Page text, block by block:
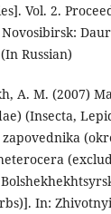
Vol. 2.
Russian)
A. M. (2007)
(Insecta,
zapovednika
In: